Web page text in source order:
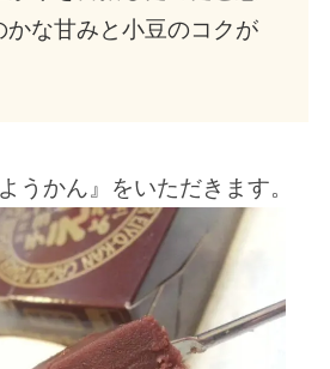
かな甘みと小豆のコクが
うかん』をいただきます。